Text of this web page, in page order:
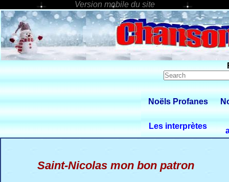
Noëls Profanes
Les interprètes
Saint-Nicolas mon bon patron